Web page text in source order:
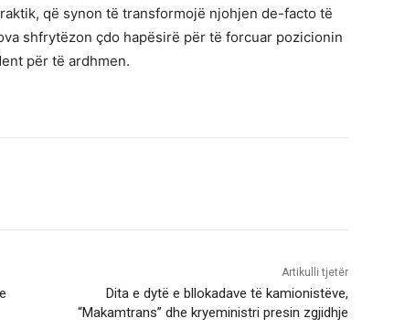
që synon të transformojë njohjen de-facto të
shfrytëzon çdo hapësirë për të forcuar pozicionin
për të ardhmen.
Artikulli tjetër
Dita e dytë e bllokadave të kamionistëve,
“Makamtrans” dhe kryeministri presin zgjidhje